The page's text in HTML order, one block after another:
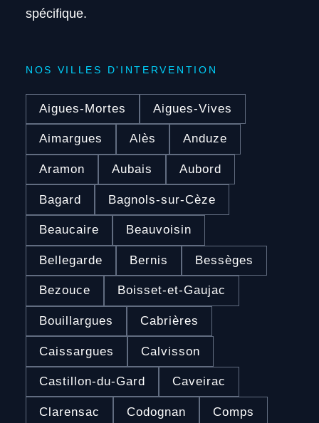
spécifique.
NOS VILLES D'INTERVENTION
Aigues-Mortes Aigues-Vives
Aimargues Alès Anduze
Aramon Aubais Aubord
Bagard Bagnols-sur-Cèze
Beaucaire Beauvoisin
Bellegarde Bernis Bessèges
Bezouce Boisset-et-Gaujac
Bouillargues Cabrières
Caissargues Calvisson
Castillon-du-Gard Caveirac
Clarensac Codognan Comps